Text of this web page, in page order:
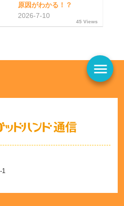
原因がわかる！？
2026-7-10
45 Views
menu